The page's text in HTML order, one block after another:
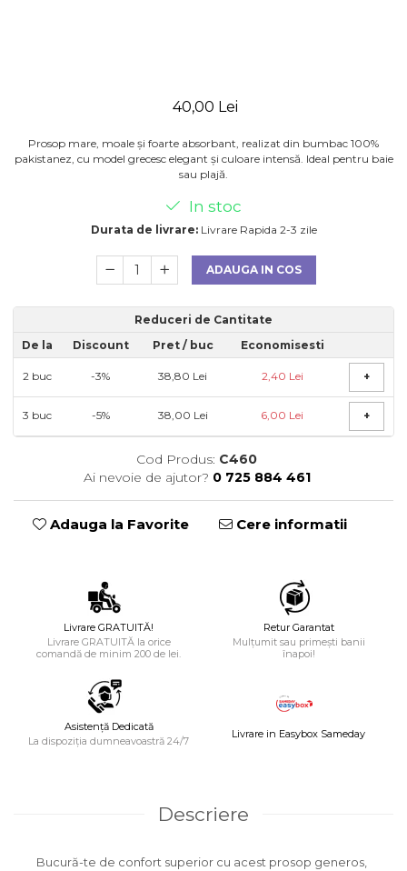
40,00 Lei
Prosop mare, moale și foarte absorbant, realizat din bumbac 100%
pakistanez, cu model grecesc elegant și culoare intensă. Ideal pentru baie
sau plajă.
In stoc
Durata de livrare:Livrare Rapida 2-3 zile
ADAUGA IN COS
Reduceri de Cantitate
De la
Discount Pret / buc Economisesti
2 buc -3% 38,80 Lei 2,40 Lei +
3 buc -5% 38,00 Lei 6,00 Lei +
Cod Produs: C460
Ai nevoie de ajutor? 0 725 884 461
Adauga la Favorite Cere informatii
Livrare GRATUITĂ!
Livrare GRATUITĂ la orice
comandă de minim 200 de lei.
Retur Garantat
Mulțumit sau primești banii
înapoi!
Asistență Dedicată
La dispoziția dumneavoastră 24/7
Livrare in Easybox Sameday
Descriere
Bucură-te de confort superior cu acest prosop generos,